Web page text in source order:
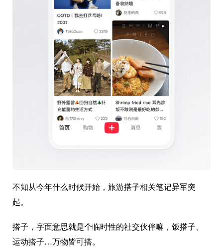
不知从今年什么时候开始，旅游搭子相关笔记异军突
起。
搭子，字面意思就是个临时性的社交伙伴嘛，饭搭子、
运动搭子…万物皆可搭。